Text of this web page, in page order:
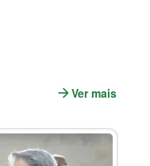
arrow_forwardVer mais